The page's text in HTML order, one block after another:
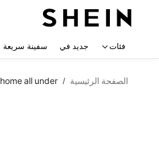
فئات جديد في سفينة سريعة
الصفحة الرئيسية /
home all under